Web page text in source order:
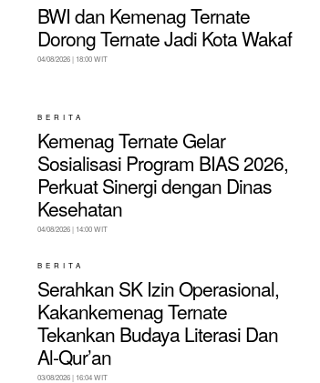
BWI dan Kemenag Ternate
Dorong Ternate Jadi Kota Wakaf
04/08/2026 | 18:00 WIT
BERITA
Kemenag Ternate Gelar
Sosialisasi Program BIAS 2026,
Perkuat Sinergi dengan Dinas
Kesehatan
04/08/2026 | 14:00 WIT
BERITA
Serahkan SK Izin Operasional,
Kakankemenag Ternate
Tekankan Budaya Literasi Dan
Al-Qur’an
03/08/2026 | 16:04 WIT